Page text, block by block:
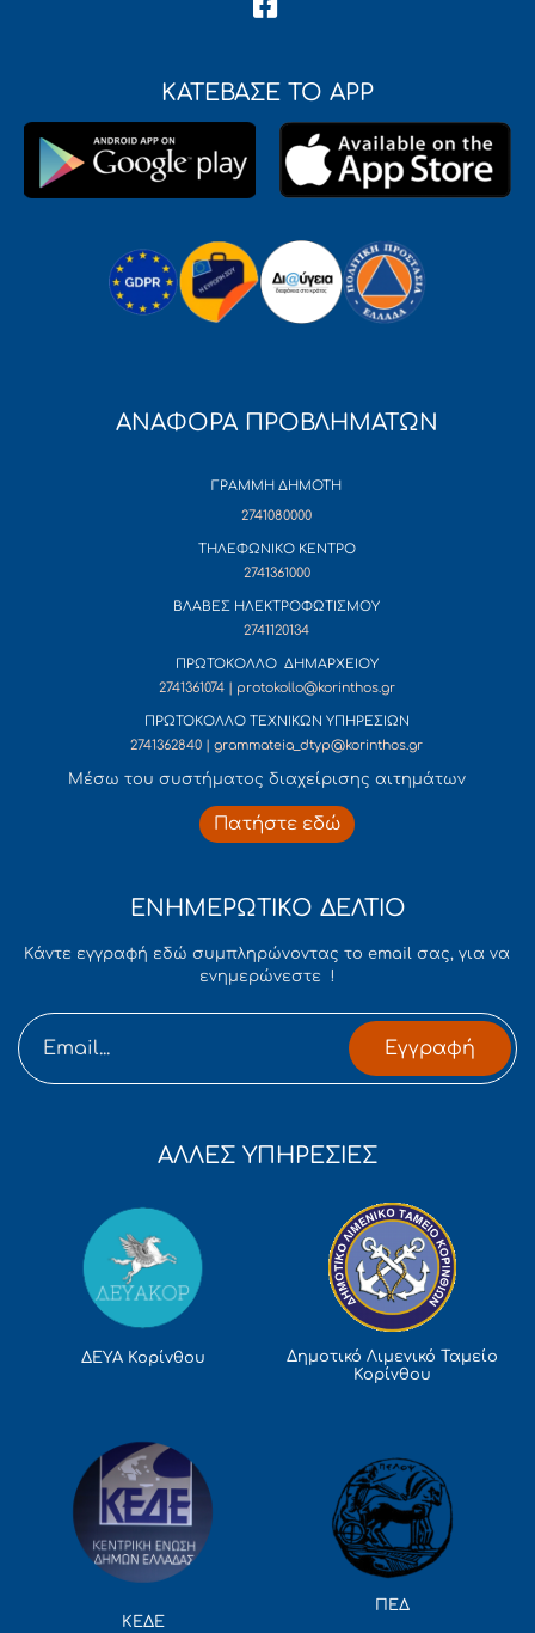
ΚΑΤΕΒΑΣΕ ΤΟ APP
ΑΝΑΦΟΡΑ ΠΡΟΒΛΗΜΑΤΩΝ
ΓΡΑΜΜΗ ΔΗΜΟΤΗ
2741080000
ΤΗΛΕΦΩΝΙΚΟ ΚΕΝΤΡΟ
2741361000
ΒΛΑΒΕΣ ΗΛΕΚΤΡΟΦΩΤΙΣΜΟΥ
2741120134
ΠΡΩΤΟΚΟΛΛΟ ΔΗΜΑΡΧΕΙΟΥ
2741361074 | protokollo@korinthos.gr
ΠΡΩΤΟΚΟΛΛΟ ΤΕΧΝΙΚΩΝ ΥΠΗΡΕΣΙΩΝ
2741362840 | grammateia_dtyp@korinthos.gr
Mέσω του συστήματος διαχείρισης αιτημάτων
Πατήστε εδώ
ΕΝΗΜΕΡΩΤΙΚΟ ΔΕΛΤΙΟ
Κάντε εγγραφή εδώ συμπληρώνοντας το email σας, για να
ενημερώνεστε !
Εγγραφή
ΑΛΛΕΣ ΥΠΗΡΕΣΙΕΣ
ΔΕΥΑ Κορίνθου
Δημοτικό Λιμενικό Ταμείο
Κορίνθου
ΚΕΔΕ
ΠΕΔ